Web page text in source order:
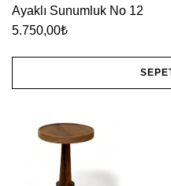
Ayaklı Sunumluk No 12
5.750,00₺